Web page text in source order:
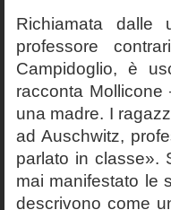
Richiamata
professore
Campidoglio, è
racconta
una madre. I
ad Auschwitz,
parlato in classe».
mai manifestato le
descrivono come